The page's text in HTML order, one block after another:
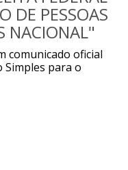
DE PESSOAS
NACIONAL"
comunicado oficial
Simples para o